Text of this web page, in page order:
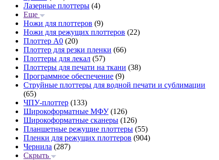
Лазерные плоттеры (4)
Еще
Ножи для плоттеров (9)
Ножи для режущих плоттеров (22)
Плоттер А0 (20)
Плоттер для резки пленки (66)
Плоттеры для лекал (57)
Плоттеры для печати на ткани (38)
Программное обеспечение (9)
Струйные плоттеры для водной печати и сублимации
(65)
ЧПУ-плоттер (133)
Широкоформатные МФУ(126)
Широкоформатные сканеры (126)
Планшетные режущие плоттеры (55)
Пленки для режущих плоттеров (904)
Чернила (287)
Скрыть